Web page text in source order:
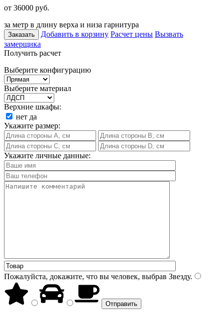
от 36000 руб.
за метр в длину верха и низа гарнитура
Заказать Добавить в корзину Расчет цены Вызвать
замерщика
Получить расчет
Выберите конфигурацию
Выберите материал
Верхние шкафы:
нет да
Укажите размер:
Укажите личные данные:
Пожалуйста, докажите, что вы человек, выбрав Звезду.